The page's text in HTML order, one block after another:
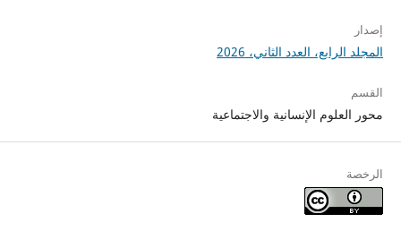
إصدار
المجلد الرابع، العدد الثاني، 2026
القسم
محور العلوم الإنسانية والاجتماعية
الرخصة